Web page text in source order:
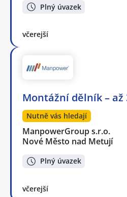
Plný úvazek
včerejší
Montážní dělník – až
Nutně vás hledají
ManpowerGroup s.r.o.
Nové Město nad Metují
Plný úvazek
včerejší